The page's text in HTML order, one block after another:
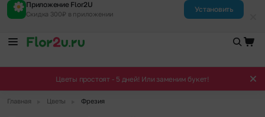
Приложение Flor2U
Скидка 300₽ в приложении
Установить
Цветы простоят - 5 дней! Или заменим букет!
Главная Цветы Фрезия